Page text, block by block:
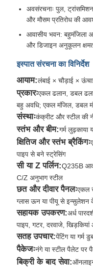
इस्पात निर्माण सामग्री
गाय का बगीचा
घोड़े का शेड
स्टील गैरेज
अवसंरचनाः पुल,
और मौसम प्रतिरोध की
आवासीय भवन: बहुमंजिला
और डिजाइन अनुकूलन
इस्पात संरचना का विनिर्देश
आयाम:लंबाई × चौड़ाई ×
प्रकारःएकल ढलान, डबल
बहु अवधि; एकल मंजिल, डबल
संस्थाःकंक्रीट और स्टील की
स्तंभ और बीम:गर्म
क्षितिज और स्तंभ ब्रैकिंगः
पाइप से बने स्ट्रेसिंग
सी या Z पर्लिन:Q235B
C/Z अनुभाग स्टील
छत और दीवार पैनलःएकल
ग्लास ऊन या पीयू से
सहायक उपकरण:अर्ध
पाइप, गटर, दरवाजे, खिड़कियां
सतह उपचार:पेंटिंग या गर्म
पैकेजःनंगे या स्टील पैलेट पर
बिक्री के बाद सेवा: